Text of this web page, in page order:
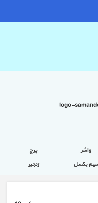
واشر
پرچ
بکسل زنجیر